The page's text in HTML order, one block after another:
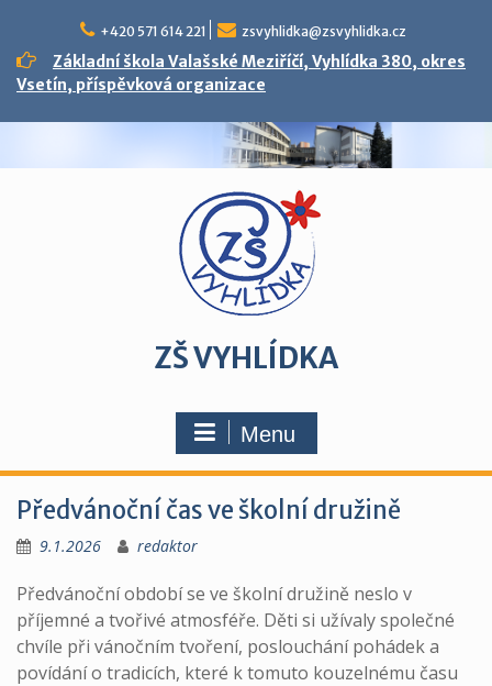
content
+420 571 614 221 zsvyhlidka@zsvyhlidka.cz
Základní škola Valašské Meziříčí, Vyhlídka 380, okres
Vsetín, příspěvková organizace
ZŠ VYHLÍDKA
Menu
Předvánoční čas ve školní družině
9.1.2026 redaktor
Předvánoční období se ve školní družině neslo v
příjemné a tvořivé atmosféře. Děti si užívaly společné
chvíle při vánočním tvoření, poslouchání pohádek a
povídání o tradicích, které k tomuto kouzelnému času